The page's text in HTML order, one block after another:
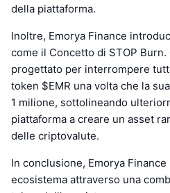
della piattaforma.
Inoltre, Emorya Finance
come il Concetto di STOP
progettato per interrompere
token $EMR una volta che la
1 milione, sottolineando
piattaforma a creare un asset
delle criptovalute.
In conclusione, Emorya
ecosistema attraverso una